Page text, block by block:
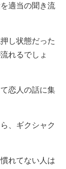
適当の聞き流
し状態だった
れるでしょ
恋人の話に集
、ギクシャク
れてない人は